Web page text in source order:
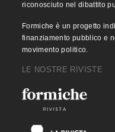
riconosciuto nel dibattito
Formiche è un progetto
finanziamento pubblico e
movimento politico.
LE NOSTRE RIVISTE